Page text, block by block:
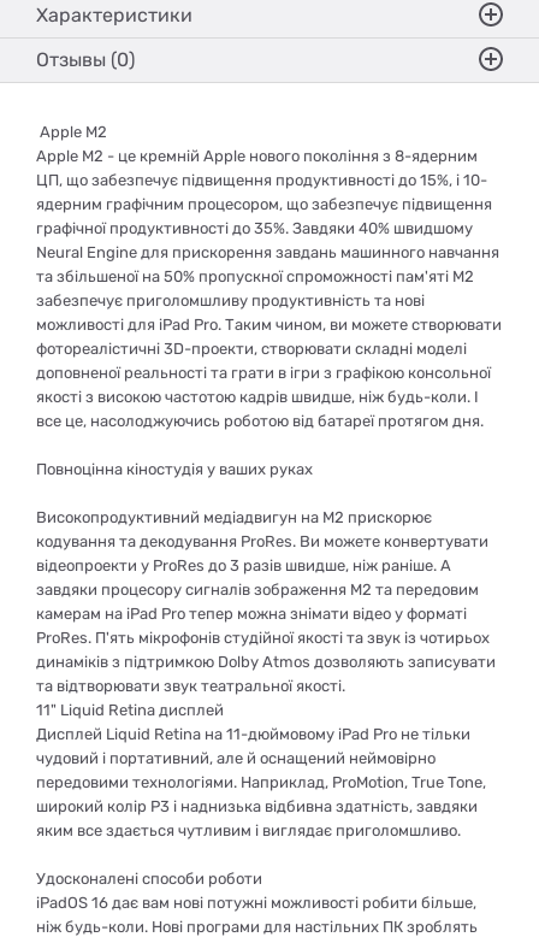
Характеристики
Отзывы (0)
Apple M2
Apple M2 - це кремній Apple нового покоління з 8-ядерним
ЦП, що забезпечує підвищення продуктивності до 15%, і 10-
ядерним графічним процесором, що забезпечує підвищення
графічної продуктивності до 35%. Завдяки 40% швидшому
Neural Engine для прискорення завдань машинного навчання
та збільшеної на 50% пропускної спроможності пам'яті M2
забезпечує приголомшливу продуктивність та нові
можливості для iPad Pro. Таким чином, ви можете створювати
фотореалістичні 3D-проекти, створювати складні моделі
доповненої реальності та грати в ігри з графікою консольної
якості з високою частотою кадрів швидше, ніж будь-коли. І
все це, насолоджуючись роботою від батареї протягом дня.
Повноцінна кіностудія у ваших руках
Високопродуктивний медіадвигун на M2 прискорює
кодування та декодування ProRes. Ви можете конвертувати
відеопроекти у ProRes до 3 разів швидше, ніж раніше. А
завдяки процесору сигналів зображення M2 та передовим
камерам на iPad Pro тепер можна знімати відео у форматі
ProRes. П'ять мікрофонів студійної якості та звук із чотирьох
динаміків з підтримкою Dolby Atmos дозволяють записувати
та відтворювати звук театральної якості.
11" Liquid Retina дисплей
Дисплей Liquid Retina на 11-дюймовому iPad Pro не тільки
чудовий і портативний, але й оснащений неймовірно
передовими технологіями. Наприклад, ProMotion, True Tone,
широкий колір P3 і наднизька відбивна здатність, завдяки
яким все здається чутливим і виглядає приголомшливо.
Удосконалені способи роботи
iPadOS 16 дає вам нові потужні можливості робити більше,
ніж будь-коли. Нові програми для настільних ПК зроблять